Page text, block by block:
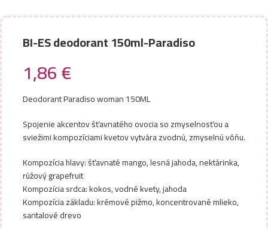
BI-ES deodorant 150ml-Paradiso
1,86€
Deodorant Paradiso woman 150ML
Spojenie akcentov šťavnatého ovocia so zmyselnosťou a
sviežimi kompozíciami kvetov vytvára zvodnú, zmyselnú vôňu.
Kompozícia hlavy: šťavnaté mango, lesná jahoda, nektárinka,
rúžový grapefruit
Kompozícia srdca: kokos, vodné kvety, jahoda
Kompozícia základu: krémové pižmo, koncentrované mlieko,
santalové drevo